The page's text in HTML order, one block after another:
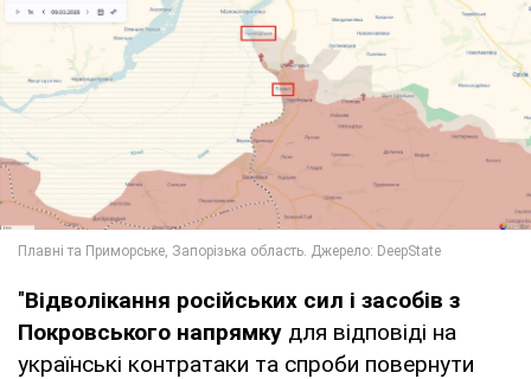
"Відволікання російських сил і засобів з
Покровського напрямку для відповіді на
українські контратаки та спроби повернути